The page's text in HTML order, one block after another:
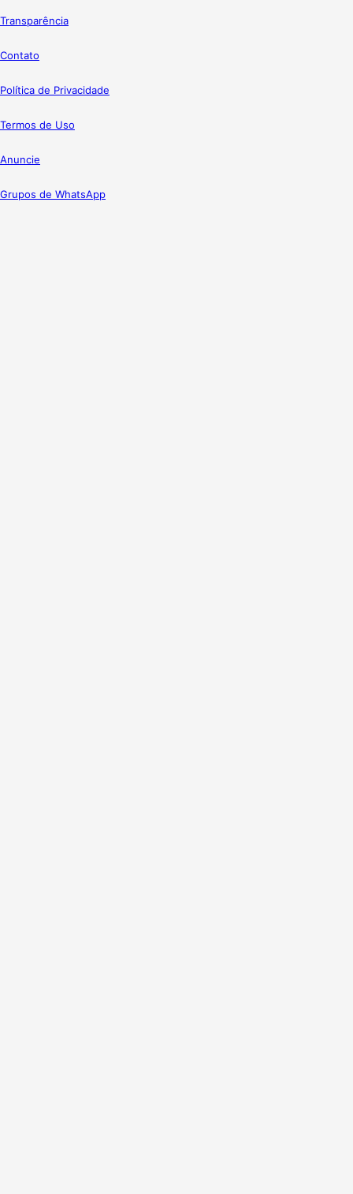
Transparência
Contato
Política de Privacidade
Termos de Uso
Anuncie
Grupos de WhatsApp